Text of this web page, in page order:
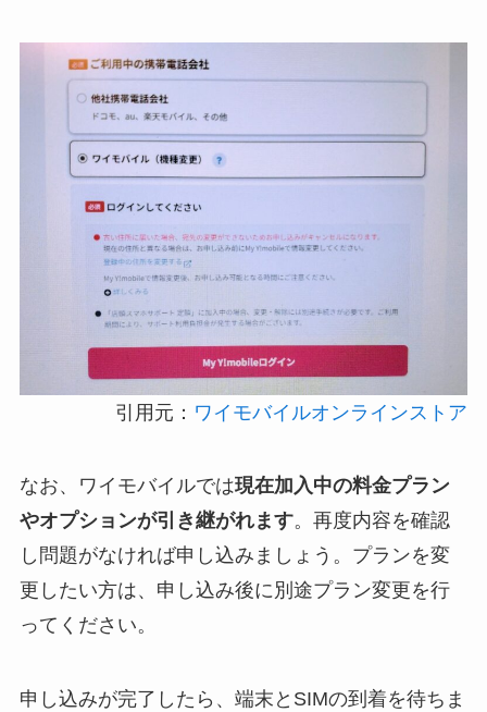
引用元： ワイモバイルオンラインストア
なお、ワイモバイルでは現在加入中の料金プラン
やオプションが引き継がれます。再度内容を確認
し問題がなければ申し込みましょう。プランを変
更したい方は、申し込み後に別途プラン変更を行
ってください。
申し込みが完了したら、端末とSIMの到着を待ちま